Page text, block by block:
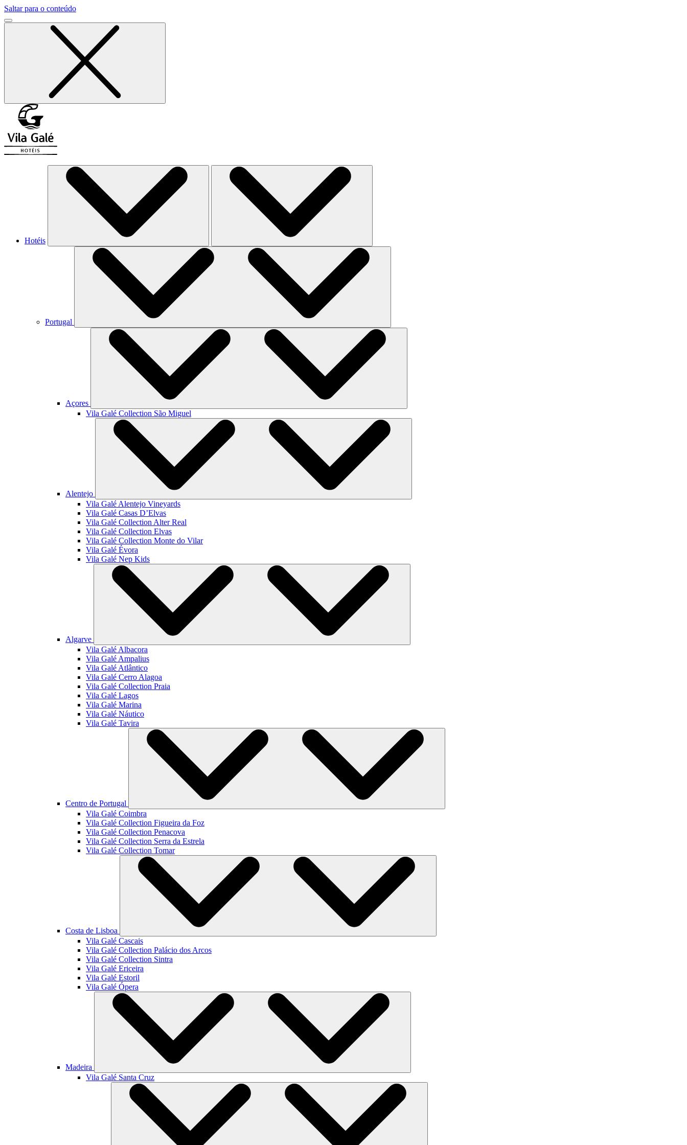
Saltar para o conteúdo
Hotéis
Portugal
Açores
Vila Galé Collection São Miguel
Alentejo
Vila Galé Alentejo Vineyards
Vila Galé Casas D’Elvas
Vila Galé Collection Alter Real
Vila Galé Collection Elvas
Vila Galé Collection Monte do Vilar
Vila Galé Évora
Vila Galé Nep Kids
Algarve
Vila Galé Albacora
Vila Galé Ampalius
Vila Galé Atlântico
Vila Galé Cerro Alagoa
Vila Galé Collection Praia
Vila Galé Lagos
Vila Galé Marina
Vila Galé Náutico
Vila Galé Tavira
Centro de Portugal
Vila Galé Coimbra
Vila Galé Collection Figueira da Foz
Vila Galé Collection Penacova
Vila Galé Collection Serra da Estrela
Vila Galé Collection Tomar
Costa de Lisboa
Vila Galé Cascais
Vila Galé Collection Palácio dos Arcos
Vila Galé Collection Sintra
Vila Galé Ericeira
Vila Galé Estoril
Vila Galé Ópera
Madeira
Vila Galé Santa Cruz